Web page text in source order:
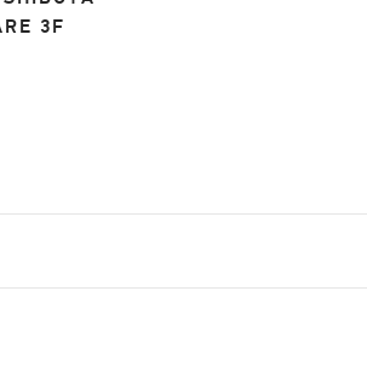
3F